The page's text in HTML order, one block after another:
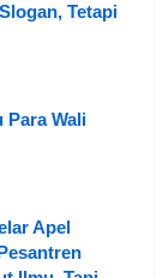
Tetapi
Para Wali
Apel